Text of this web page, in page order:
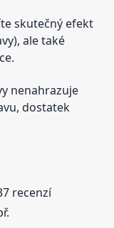
skutečný efekt
ale také
nenahrazuje
dostatek
recenzí